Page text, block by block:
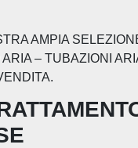
AMPIA
– TUBAZIONI